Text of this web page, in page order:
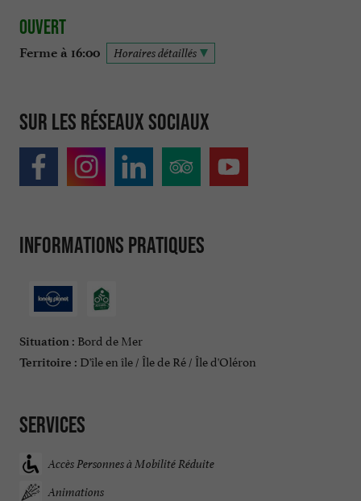
Ouvert
Ferme à 16:00 Horaires détaillés
Sur les réseaux sociaux
Informations pratiques
Situation : Bord de Mer
Territoire : D'île en île / Île de Ré / Île d'Oléron
Services
Accès Personnes à Mobilité Réduite
Animations